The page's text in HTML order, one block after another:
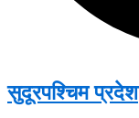
सुदूरपश्चिम प्रदेश